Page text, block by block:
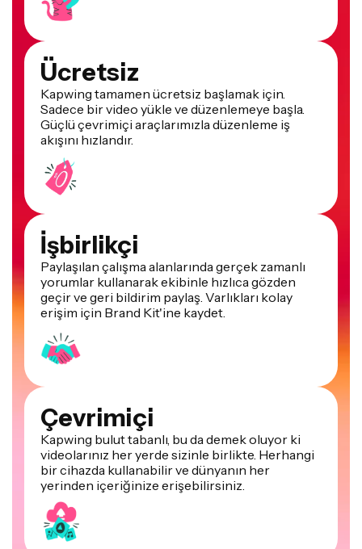
Ücretsiz
Kapwing tamamen ücretsiz başlamak için.
Sadece bir video yükle ve düzenlemeye başla.
Güçlü çevrimiçi araçlarımızla düzenleme iş
akışını hızlandır.
İşbirlikçi
Paylaşılan çalışma alanlarında gerçek zamanlı
yorumlar kullanarak ekibinle hızlıca gözden
geçir ve geri bildirim paylaş. Varlıkları kolay
erişim için Brand Kit'ine kaydet.
Çevrimiçi
Kapwing bulut tabanlı, bu da demek oluyor ki
videolarınız her yerde sizinle birlikte. Herhangi
bir cihazda kullanabilir ve dünyanın her
yerinden içeriğinize erişebilirsiniz.